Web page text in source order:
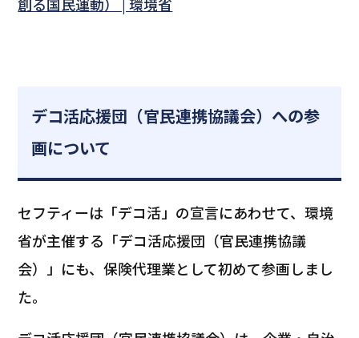
デコ活応援団（官民連携協議会）への参
画について
セフティーは「デコ活」の宣言にあわせて、環境
省が主催する「デコ活応援団（官民連携協議
会）」にも、保険代理業として初めて参画しまし
た。